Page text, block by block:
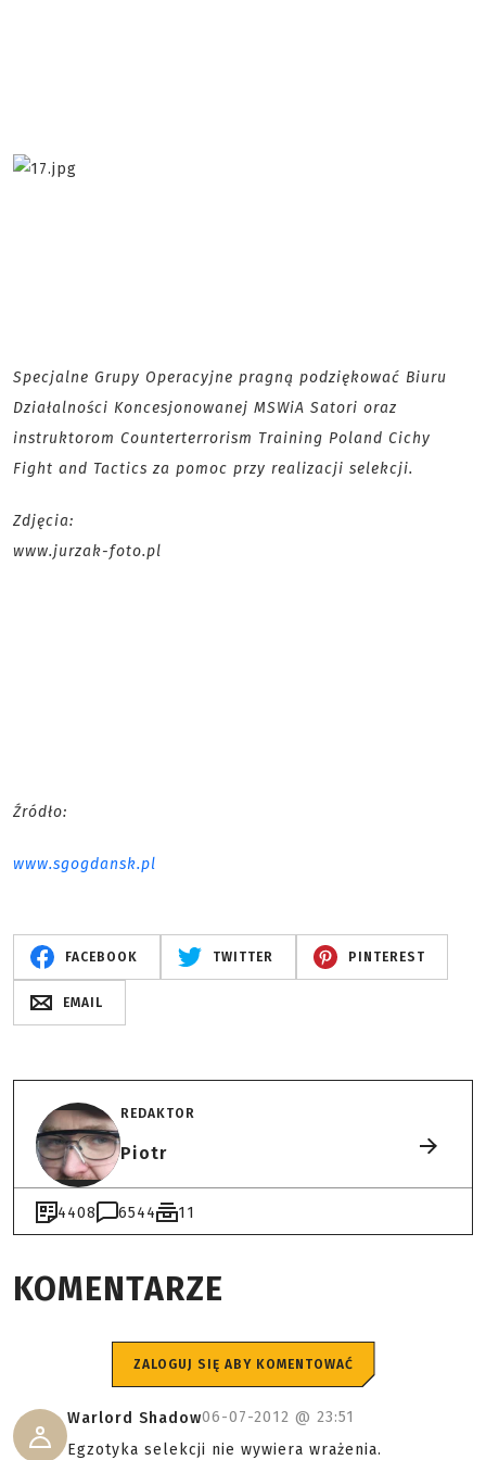
Specjalne Grupy Operacyjne pragną podziękować Biuru
Działalności Koncesjonowanej MSWiA Satori oraz
instruktorom Counterterrorism Training Poland Cichy
Fight and Tactics za pomoc przy realizacji selekcji.
Zdjęcia:
www.jurzak-foto.pl
Źródło:
www.sgogdansk.pl
FACEBOOK TWITTER PINTEREST
EMAIL
REDAKTOR
Piotr
4408 6544 11
KOMENTARZE
ZALOGUJ SIĘ ABY KOMENTOWAĆ
Warlord Shadow06-07-2012 @ 23:51
Egzotyka selekcji nie wywiera wrażenia.